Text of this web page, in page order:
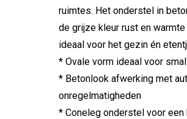
ruimtes. Het onderstel in
de grijze kleur rust en
ideaal voor het gezin én
* Ovale vorm ideaal voor
* Betonlook afwerking met
onregelmatigheden
* Coneleg onderstel voor